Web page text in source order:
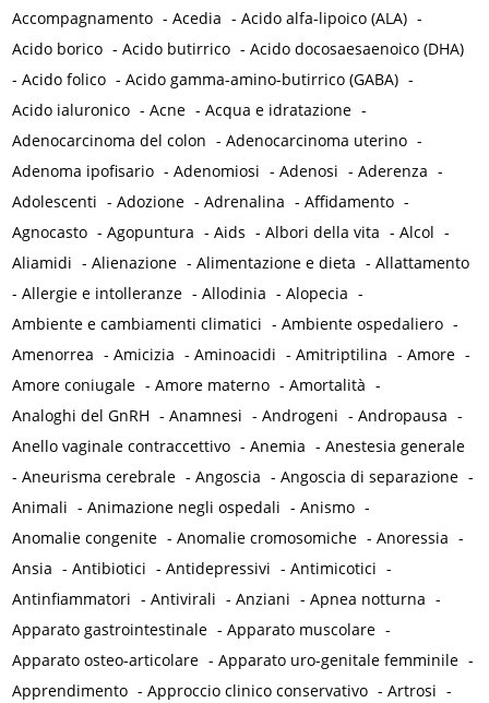
Accompagnamento -Acedia -Acido alfa-lipoico (ALA) -
Acido borico -Acido butirrico -Acido docosaesaenoico (DHA)
-Acido folico -Acido gamma-amino-butirrico (GABA) -
Acido ialuronico -Acne -Acqua e idratazione -
Adenocarcinoma del colon -Adenocarcinoma uterino -
Adenoma ipofisario -Adenomiosi -Adenosi -Aderenza -
Adolescenti -Adozione -Adrenalina -Affidamento -
Agnocasto -Agopuntura -Aids -Albori della vita -Alcol -
Aliamidi -Alienazione -Alimentazione e dieta -Allattamento
-Allergie e intolleranze -Allodinia -Alopecia -
Ambiente e cambiamenti climatici -Ambiente ospedaliero -
Amenorrea -Amicizia -Aminoacidi -Amitriptilina -Amore -
Amore coniugale -Amore materno -Amortalità -
Analoghi del GnRH -Anamnesi -Androgeni -Andropausa -
Anello vaginale contraccettivo -Anemia -Anestesia generale
-Aneurisma cerebrale -Angoscia -Angoscia di separazione -
Animali -Animazione negli ospedali -Anismo -
Anomalie congenite -Anomalie cromosomiche -Anoressia -
Ansia -Antibiotici -Antidepressivi -Antimicotici -
Antinfiammatori -Antivirali -Anziani -Apnea notturna -
Apparato gastrointestinale -Apparato muscolare -
Apparato osteo-articolare -Apparato uro-genitale femminile -
Apprendimento -Approccio clinico conservativo -Artrosi -